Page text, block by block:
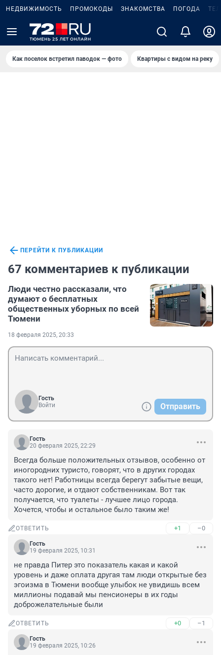
НЕДВИЖИМОСТЬ ПРОМОКОДЫ ЗНАКОМСТВА ПОГОДА
Как поселок встретил паводок — фото Квартиры с видом на реку
ПЕРЕЙТИ К ПУБЛИКАЦИИ
67 комментариев к публикации
Люди честно рассказали, что
думают о бесплатных
общественных уборных по всей
Тюмени
18 февраля 2025, 20:33
Гость
Войти
Отправить
Гость
20 февраля 2025, 22:29
Всегда больше положительных отзывов, особенно от
иногородних туристо, говорят, что в других городах
такого нет! Работницы всегда берегут забытые вещи,
часто дорогие, и отдают собственникам. Вот так
получается, что туалеты - лучшее лицо города.
Хочется, чтобы и остальное было таким же!
ОТВЕТИТЬ +1 –0
Гость
19 февраля 2025, 10:31
не правда Питер это показатель какая и какой
уровень и даже оплата другая там люди открытые без
эгоизма в Тюмени вообще улыбок не увидишь всем
миллионы подавай мы пенсионеры в их годы
доброжелательные были
ОТВЕТИТЬ +0 –1
Гость
19 февраля 2025, 10:26